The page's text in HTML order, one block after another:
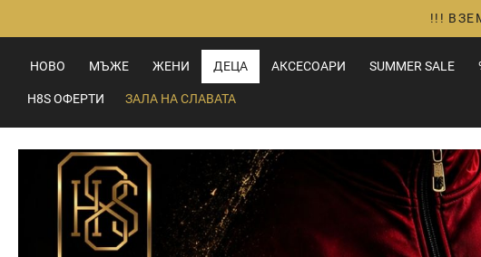
към
съдържанието
!!!
НОВО МЪЖЕ ЖЕНИ ДЕЦА АКСЕСОАРИ SUMMER SALE
H8S ОФЕРТИ ЗАЛА НА СЛАВАТА